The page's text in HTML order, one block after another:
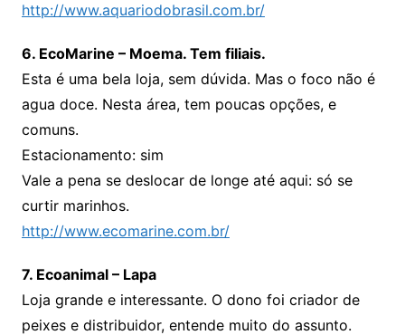
http://www.aquariodobrasil.com.br/
6. EcoMarine – Moema. Tem filiais.
Esta é uma bela loja, sem dúvida. Mas o foco não é
agua doce. Nesta área, tem poucas opções, e
comuns.
Estacionamento: sim
Vale a pena se deslocar de longe até aqui: só se
curtir marinhos.
http://www.ecomarine.com.br/
7. Ecoanimal – Lapa
Loja grande e interessante. O dono foi criador de
peixes e distribuidor, entende muito do assunto.